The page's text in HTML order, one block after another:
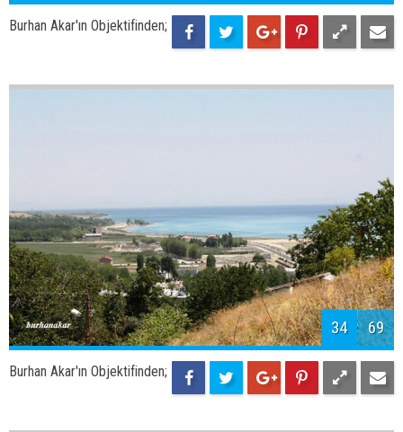
36 69
Burhan Akar'ın Objektifinden;
Adilcevaz